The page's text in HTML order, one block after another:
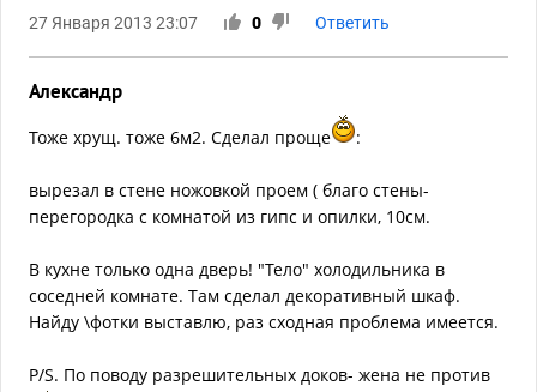
27 Января 2013 23:07 0 Ответить
Александр
Тоже хрущ. тоже 6м2. Сделал проще :
вырезал в стене ножовкой проем ( благо стены-
перегородка с комнатой из гипс и опилки, 10см.
В кухне только одна дверь! "Тело" холодильника в
соседней комнате. Там сделал декоративный шкаф.
Найду \фотки выставлю, раз сходная проблема имеется.
P/S. По поводу разрешительных доков- жена не против